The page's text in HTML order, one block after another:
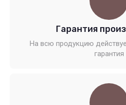
Гарантия
На всю продукцию
гарантия